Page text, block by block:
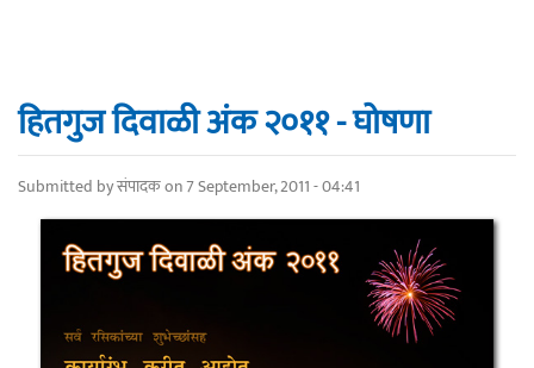
हितगुज दिवाळी अंक २०११ - घोषणा
Submitted byसंपादकon 7 September, 2011 - 04:41